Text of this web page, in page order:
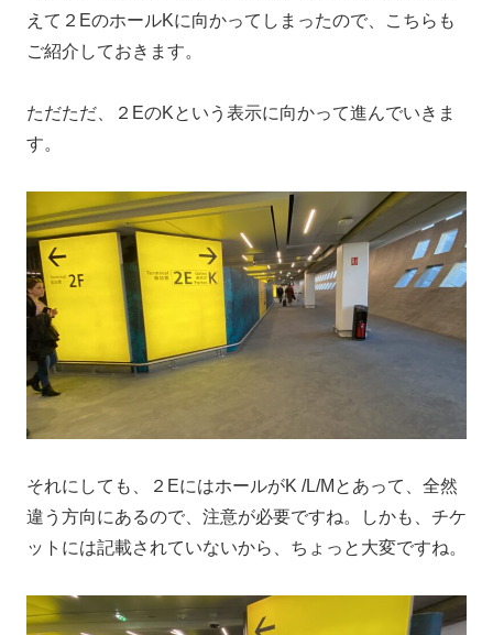
えて２EのホールKに向かってしまったので、こちらも
ご紹介しておきます。
ただただ、２EのKという表示に向かって進んでいきま
す。
それにしても、２EにはホールがK /L/Mとあって、全然
違う方向にあるので、注意が必要ですね。しかも、チケ
ットには記載されていないから、ちょっと大変ですね。